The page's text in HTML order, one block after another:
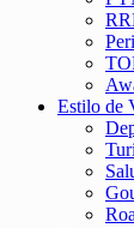
Estilo de